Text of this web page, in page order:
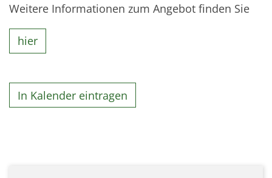
Weitere Informationen zum Angebot finden Sie
hier
In Kalender eintragen